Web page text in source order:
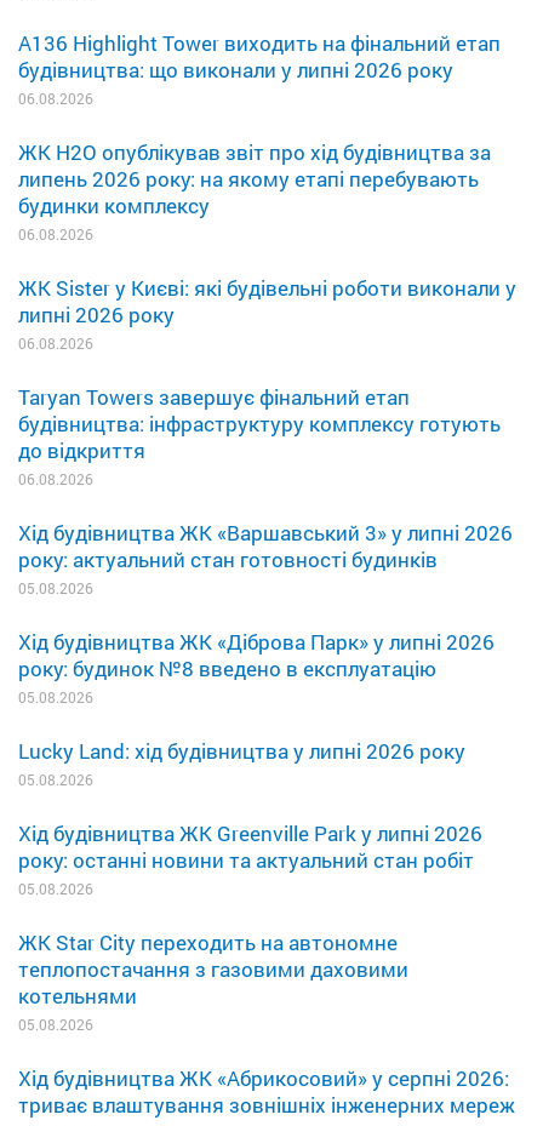
A136 Highlight Tower виходить на фінальний етап
будівництва: що виконали у липні 2026 року
06.08.2026
ЖК H2O опублікував звіт про хід будівництва за
липень 2026 року: на якому етапі перебувають
будинки комплексу
06.08.2026
ЖК Sister у Києві: які будівельні роботи виконали у
липні 2026 року
06.08.2026
Taryan Towers завершує фінальний етап
будівництва: інфраструктуру комплексу готують
до відкриття
06.08.2026
Хід будівництва ЖК «Варшавський 3» у липні 2026
року: актуальний стан готовності будинків
05.08.2026
Хід будівництва ЖК «Діброва Парк» у липні 2026
року: будинок №8 введено в експлуатацію
05.08.2026
Lucky Land: хід будівництва у липні 2026 року
05.08.2026
Хід будівництва ЖК Greenville Park у липні 2026
року: останні новини та актуальний стан робіт
05.08.2026
ЖК Star City переходить на автономне
теплопостачання з газовими даховими
котельнями
05.08.2026
Хід будівництва ЖК «Абрикосовий» у серпні 2026:
триває влаштування зовнішніх інженерних мереж